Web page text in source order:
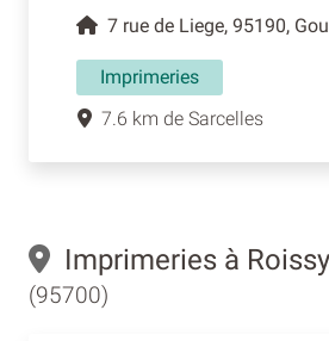
7 rue de Liege, 95190,
Imprimeries
7.6 km de Sarcelles
Imprimeries à
(95700)